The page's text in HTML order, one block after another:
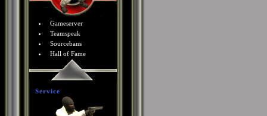
Gameserver
Teamspeak
Sourcebans
Hall of Fame
Service